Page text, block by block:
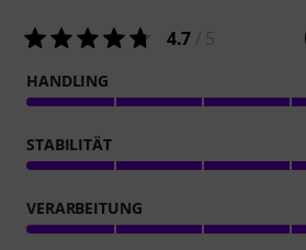
4.7
HANDLING
STABILITÄT
VERARBEITUNG